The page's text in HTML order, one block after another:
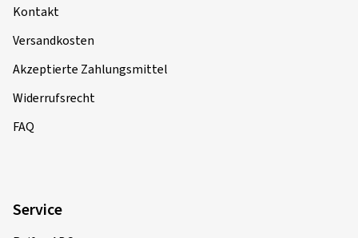
Kontakt
Versandkosten
Akzeptierte Zahlungsmittel
Widerrufsrecht
FAQ
Service